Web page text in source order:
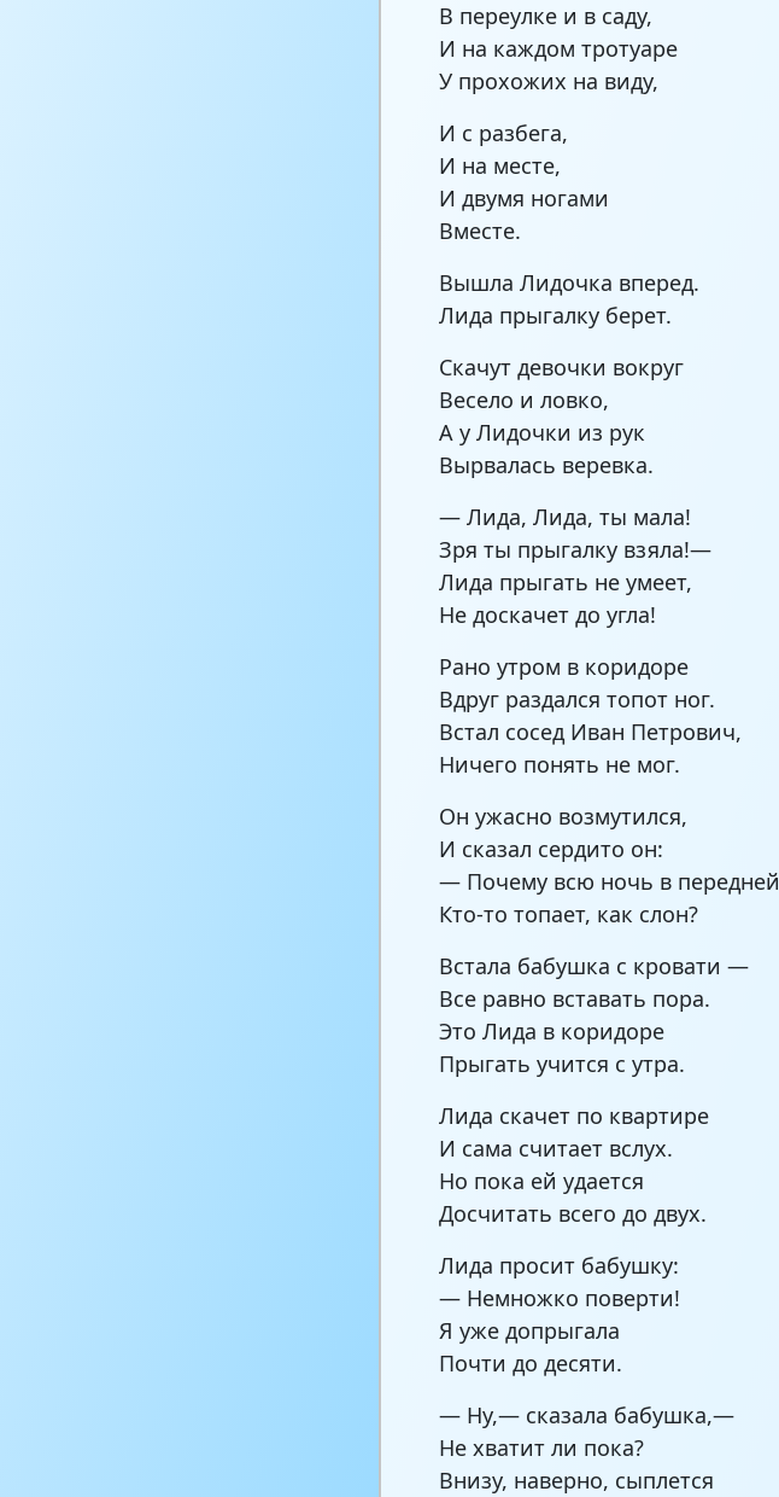
В переулке и в саду,
И на каждом тротуаре
У прохожих на виду,
И с разбега,
И на месте,
И двумя ногами
Вместе.
Вышла Лидочка вперед.
Лида прыгалку берет.
Скачут девочки вокруг
Весело и ловко,
А у Лидочки из рук
Вырвалась веревка.
— Лида, Лида, ты мала!
Зря ты прыгалку взяла!—
Лида прыгать не умеет,
Не доскачет до угла!
Рано утром в коридоре
Вдруг раздался топот ног.
Встал сосед Иван Петрович,
Ничего понять не мог.
Он ужасно возмутился,
И сказал сердито он:
— Почему всю ночь в передней
Кто-то топает, как слон?
Встала бабушка с кровати —
Все равно вставать пора.
Это Лида в коридоре
Прыгать учится с утра.
Лида скачет по квартире
И сама считает вслух.
Но пока ей удается
Досчитать всего до двух.
Лида просит бабушку:
— Немножко поверти!
Я уже допрыгала
Почти до десяти.
— Ну,— сказала бабушка,—
Не хватит ли пока?
Внизу, наверно, сыплется